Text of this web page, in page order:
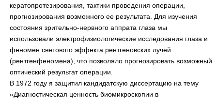
кератопротезирования, тактики проведения операции,
прогнозирования возможного ее результата. Для изучения
состояния зрительно-нервного аппрата глаза мы
использовали электрофизиологические исследования глаза и
феномен светового эффекта рентгеновских лучей
(рентгенфеномена), что позволяло прогнозировать возможный
оптический результат операции.
В 1972 году я защитил кандидатскую диссертацию на тему
«Диагностическая ценность биомикроскопии в